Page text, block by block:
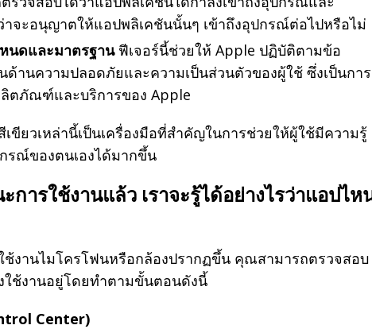
าจะอนุญาตให้แอปพลิเคชันนั้นๆ เข้าถึงอุปกรณ์ต่อไปหรือไม่
นดและมาตรฐาน ฟีเจอร์นี้ช่วยให้ Apple ปฏิบัติตามข้อ
านความปลอดภัยและความเป็นส่วนตัวของผู้ใช้ ซึ่งเป็นการ
ลิตภัณฑ์และบริการของ Apple
ขียวเหล่านี้เป็นเครื่องมือที่สำคัญในการช่วยให้ผู้ใช้มีความรู้
รณ์ของตนเองได้มากขึ้น
การใช้งานแล้ว เราจะรู้ได้อย่างไรว่าแอปไห
ช้งานไมโครโฟนหรือกล้องปรากฏขึ้น คุณสามารถตรวจสอบ
ใช้งานอยู่โดยทำตามขั้นตอนดังนี้
Center)